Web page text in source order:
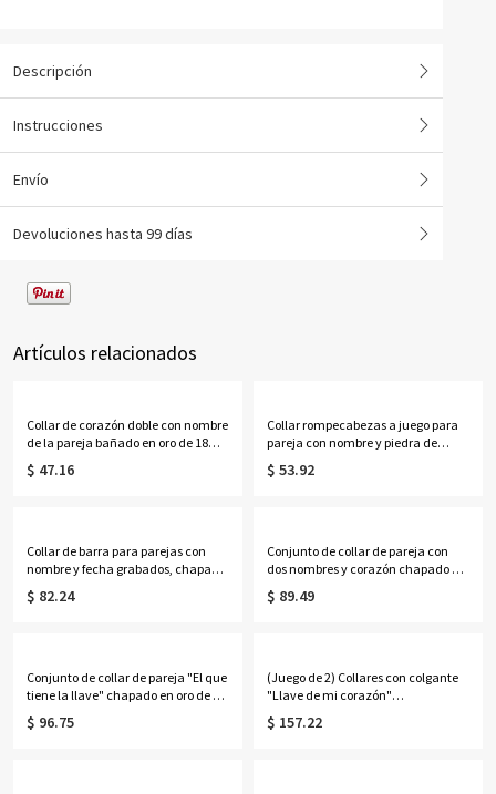
Descripción
Instrucciones
Envío
Devoluciones hasta 99 días
Artículos relacionados
Collar de corazón doble con nombre
de la pareja bañado en oro de 18
quilates
$ 47.16
Collar rompecabezas a juego para
pareja con nombre y piedra de
nacimiento chapados en oro
$ 53.92
Collar de barra para parejas con
nombre y fecha grabados, chapado
en oro de 18 quilates
$ 82.24
Conjunto de collar de pareja con
dos nombres y corazón chapado en
oro de 18 quilates
$ 89.49
Conjunto de collar de pareja "El que
tiene la llave" chapado en oro de 18
quilates
$ 96.75
(Juego de 2) Collares con colgante
"Llave de mi corazón"
personalizados con nombre
grabado y piedra de nacimiento,
$ 157.22